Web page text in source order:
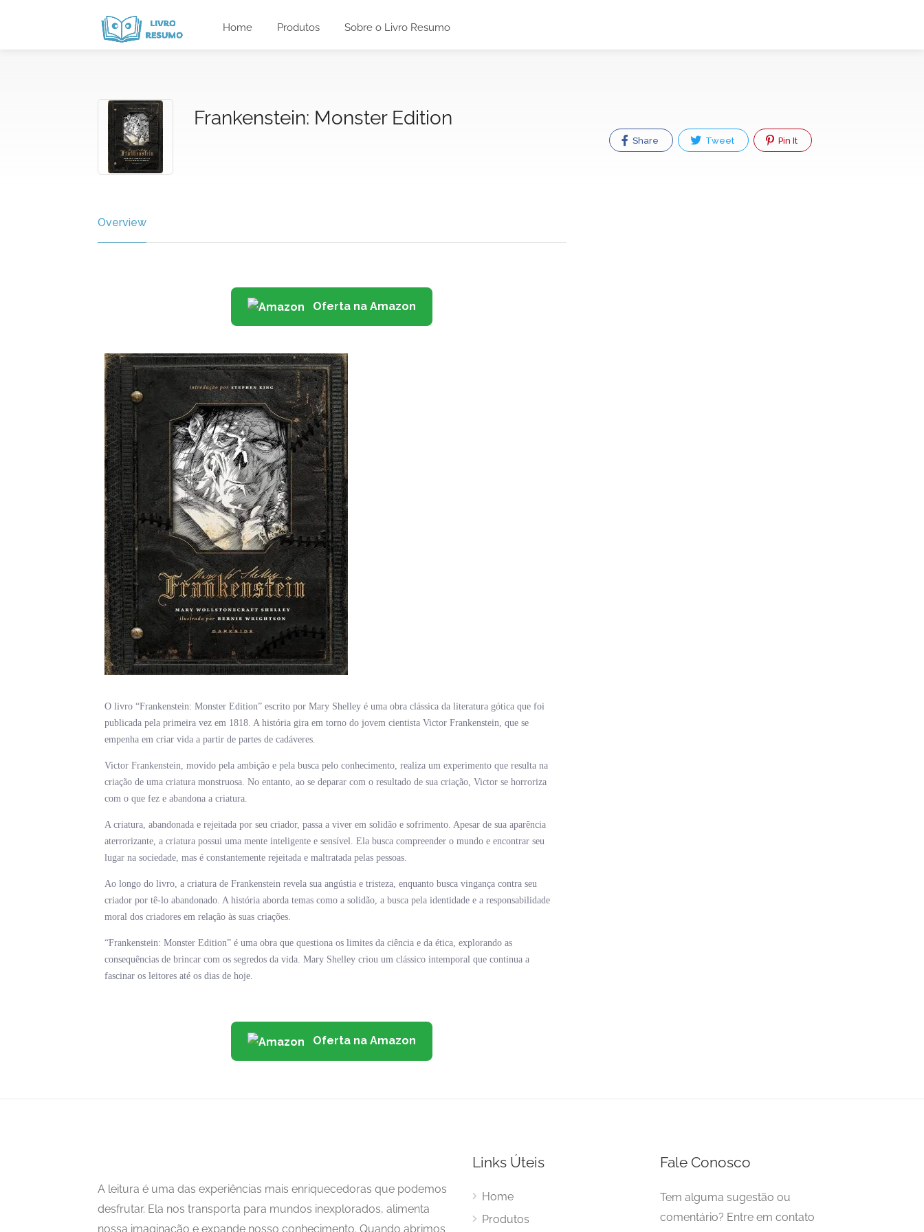
Home Produtos Sobre o Livro Resumo
Frankenstein: Monster Edition
Overview
Oferta na Amazon
O livro “Frankenstein: Monster Edition” escrito por Mary Shelley é uma obra clássica da literatura gótica que foi
publicada pela primeira vez em 1818. A história gira em torno do jovem cientista Victor Frankenstein, que se
empenha em criar vida a partir de partes de cadáveres.
Victor Frankenstein, movido pela ambição e pela busca pelo conhecimento, realiza um experimento que resulta na
criação de uma criatura monstruosa. No entanto, ao se deparar com o resultado de sua criação, Victor se horroriza
com o que fez e abandona a criatura.
A criatura, abandonada e rejeitada por seu criador, passa a viver em solidão e sofrimento. Apesar de sua aparência
aterrorizante, a criatura possui uma mente inteligente e sensível. Ela busca compreender o mundo e encontrar seu
lugar na sociedade, mas é constantemente rejeitada e maltratada pelas pessoas.
Ao longo do livro, a criatura de Frankenstein revela sua angústia e tristeza, enquanto busca vingança contra seu
criador por tê-lo abandonado. A história aborda temas como a solidão, a busca pela identidade e a responsabilidade
moral dos criadores em relação às suas criações.
“Frankenstein: Monster Edition” é uma obra que questiona os limites da ciência e da ética, explorando as
consequências de brincar com os segredos da vida. Mary Shelley criou um clássico intemporal que continua a
fascinar os leitores até os dias de hoje.
Oferta na Amazon
Share Tweet Pin It
A leitura é uma das experiências mais enriquecedoras que podemos
desfrutar. Ela nos transporta para mundos inexplorados, alimenta
nossa imaginação e expande nosso conhecimento. Quando abrimos
Links Úteis
Home
Produtos
Fale Conosco
Tem alguma sugestão ou
comentário? Entre em contato